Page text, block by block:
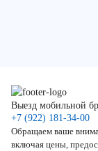
Выезд мобильной
+7 (922) 181-34-00
Обращаем ваше
включая цены,